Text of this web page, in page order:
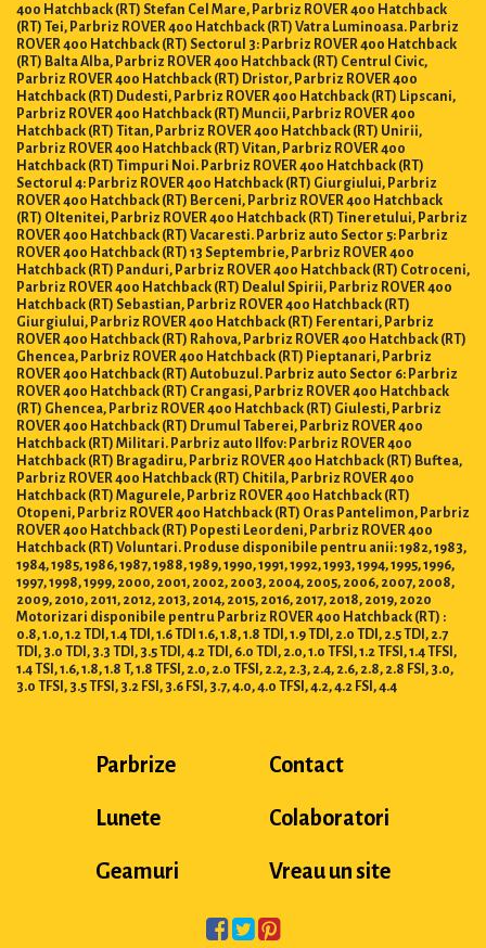
400 Hatchback (RT) Stefan Cel Mare, Parbriz ROVER 400 Hatchback
(RT) Tei, Parbriz ROVER 400 Hatchback (RT) Vatra Luminoasa. Parbriz
ROVER 400 Hatchback (RT) Sectorul 3: Parbriz ROVER 400 Hatchback
(RT) Balta Alba, Parbriz ROVER 400 Hatchback (RT) Centrul Civic,
Parbriz ROVER 400 Hatchback (RT) Dristor, Parbriz ROVER 400
Hatchback (RT) Dudesti, Parbriz ROVER 400 Hatchback (RT) Lipscani,
Parbriz ROVER 400 Hatchback (RT) Muncii, Parbriz ROVER 400
Hatchback (RT) Titan, Parbriz ROVER 400 Hatchback (RT) Unirii,
Parbriz ROVER 400 Hatchback (RT) Vitan, Parbriz ROVER 400
Hatchback (RT) Timpuri Noi. Parbriz ROVER 400 Hatchback (RT)
Sectorul 4: Parbriz ROVER 400 Hatchback (RT) Giurgiului, Parbriz
ROVER 400 Hatchback (RT) Berceni, Parbriz ROVER 400 Hatchback
(RT) Oltenitei, Parbriz ROVER 400 Hatchback (RT) Tineretului, Parbriz
ROVER 400 Hatchback (RT) Vacaresti. Parbriz auto Sector 5: Parbriz
ROVER 400 Hatchback (RT) 13 Septembrie, Parbriz ROVER 400
Hatchback (RT) Panduri, Parbriz ROVER 400 Hatchback (RT) Cotroceni,
Parbriz ROVER 400 Hatchback (RT) Dealul Spirii, Parbriz ROVER 400
Hatchback (RT) Sebastian, Parbriz ROVER 400 Hatchback (RT)
Giurgiului, Parbriz ROVER 400 Hatchback (RT) Ferentari, Parbriz
ROVER 400 Hatchback (RT) Rahova, Parbriz ROVER 400 Hatchback (RT)
Ghencea, Parbriz ROVER 400 Hatchback (RT) Pieptanari, Parbriz
ROVER 400 Hatchback (RT) Autobuzul. Parbriz auto Sector 6: Parbriz
ROVER 400 Hatchback (RT) Crangasi, Parbriz ROVER 400 Hatchback
(RT) Ghencea, Parbriz ROVER 400 Hatchback (RT) Giulesti, Parbriz
ROVER 400 Hatchback (RT) Drumul Taberei, Parbriz ROVER 400
Hatchback (RT) Militari. Parbriz auto Ilfov: Parbriz ROVER 400
Hatchback (RT) Bragadiru, Parbriz ROVER 400 Hatchback (RT) Buftea,
Parbriz ROVER 400 Hatchback (RT) Chitila, Parbriz ROVER 400
Hatchback (RT) Magurele, Parbriz ROVER 400 Hatchback (RT)
Otopeni, Parbriz ROVER 400 Hatchback (RT) Oras Pantelimon, Parbriz
ROVER 400 Hatchback (RT) Popesti Leordeni, Parbriz ROVER 400
Hatchback (RT) Voluntari. Produse disponibile pentru anii: 1982, 1983,
1984, 1985, 1986, 1987, 1988, 1989, 1990, 1991, 1992, 1993, 1994, 1995, 1996,
1997, 1998, 1999, 2000, 2001, 2002, 2003, 2004, 2005, 2006, 2007, 2008,
2009, 2010, 2011, 2012, 2013, 2014, 2015, 2016, 2017, 2018, 2019, 2020
Motorizari disponibile pentru Parbriz ROVER 400 Hatchback (RT) :
0.8, 1.0, 1.2 TDI, 1.4 TDI, 1.6 TDI 1.6, 1.8, 1.8 TDI, 1.9 TDI, 2.0 TDI, 2.5 TDI, 2.7
TDI, 3.0 TDI, 3.3 TDI, 3.5 TDI, 4.2 TDI, 6.0 TDI, 2.0, 1.0 TFSI, 1.2 TFSI, 1.4 TFSI,
1.4 TSI, 1.6, 1.8, 1.8 T, 1.8 TFSI, 2.0, 2.0 TFSI, 2.2, 2.3, 2.4, 2.6, 2.8, 2.8 FSI, 3.0,
3.0 TFSI, 3.5 TFSI, 3.2 FSI, 3.6 FSI, 3.7, 4.0, 4.0 TFSI, 4.2, 4.2 FSI, 4.4
Parbrize
Lunete
Geamuri
Contact
Colaboratori
Vreau un site